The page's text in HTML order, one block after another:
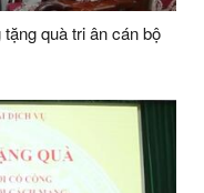
quà tri ân cán bộ